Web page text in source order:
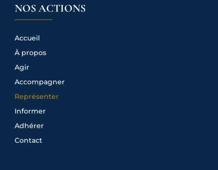
NOS ACTIONS
Accueil
À propos
Agir
Accompagner
Représenter
Informer
Adhérer
Contact